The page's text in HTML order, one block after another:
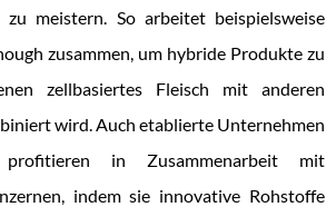
zu meistern. So arbeitet beispielsweise
zusammen, um hybride Produkte zu
zellbasiertes Fleisch mit anderen
wird. Auch etablierte Unternehmen
in Zusammenarbeit mit
indem sie innovative Rohstoffe